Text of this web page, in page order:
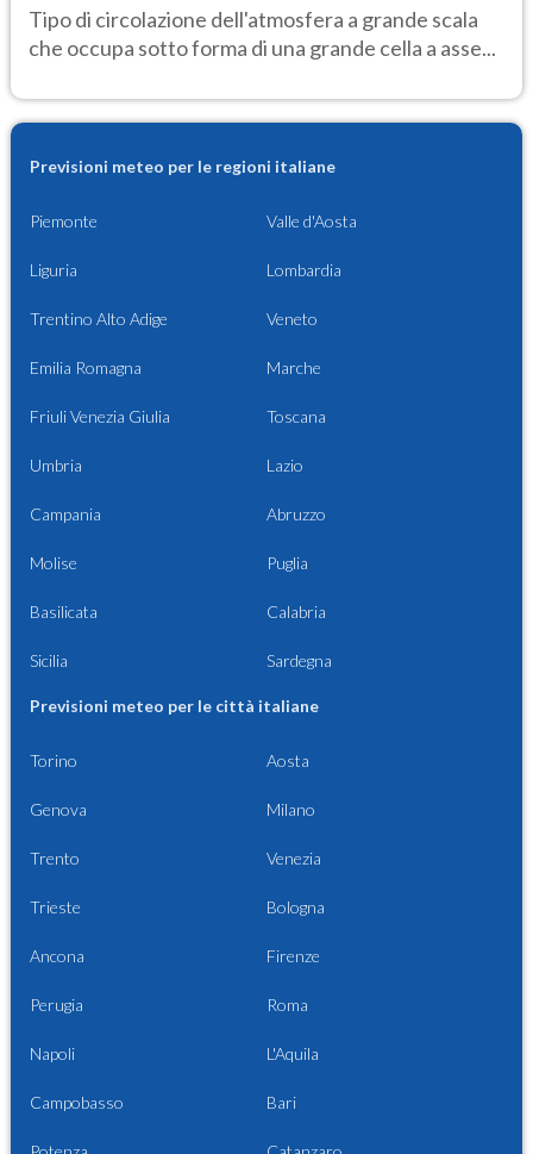
Tipo di circolazione dell'atmosfera a grande scala
che occupa sotto forma di una grande cella a asse...
Previsioni meteo per le regioni italiane
Piemonte Valle d'Aosta
Liguria Lombardia
Trentino Alto Adige Veneto
Emilia Romagna Marche
Friuli Venezia Giulia Toscana
Umbria Lazio
Campania Abruzzo
Molise Puglia
Basilicata Calabria
Sicilia Sardegna
Previsioni meteo per le città italiane
Torino Aosta
Genova Milano
Trento Venezia
Trieste Bologna
Ancona Firenze
Perugia Roma
Napoli L'Aquila
Campobasso Bari